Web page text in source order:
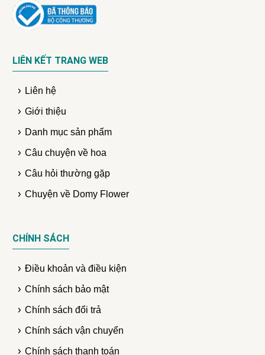
LIÊN KẾT TRANG WEB
Liên hệ
Giới thiệu
Danh mục sản phẩm
Câu chuyện về hoa
Câu hỏi thường gặp
Chuyện về Domy Flower
CHÍNH SÁCH
Điều khoản và điều kiện
Chính sách bảo mật
Chính sách đổi trả
Chính sách vận chuyển
Chính sách thanh toán